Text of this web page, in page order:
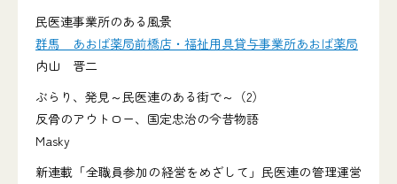
民医連事業所のある風景
群馬 あおば薬局前橋店・福祉用具貸与事業所あおば薬局
内山 晋二
ぶらり、発見～民医連のある街で～（2）
反骨のアウトロー、国定忠治の今昔物語
Masky
新連載「全職員参加の経営をめざして」民医連の管理運営